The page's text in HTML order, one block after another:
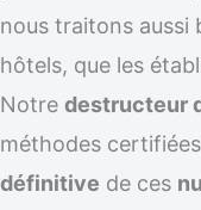
nous traitons aussi
hôtels, que les
Notre destructeur
méthodes
définitive de ces